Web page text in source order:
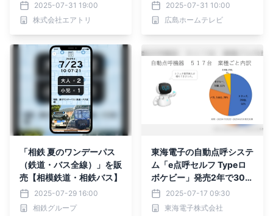
2025-07-31 19:00
株式会社エアトリ
2025-07-31 10:00
広島ホームテレビ
「相鉄 夏のワンデーパス
（鉄道・バス全線）」を販
売【相模鉄道・相鉄バス】
2025-07-29 16:00
相鉄グループ
東海電子の自動点呼システ
ム「e点呼セルフ Typeロ
ボケビー」発売2年で300
社・500台を突破
2025-07-17 09:30
東海電子株式会社